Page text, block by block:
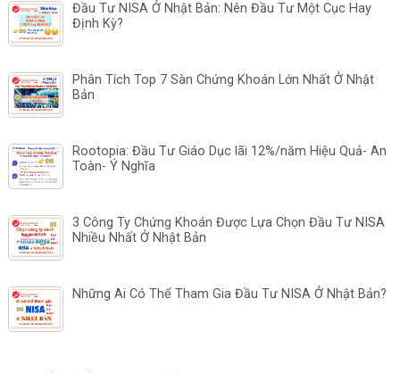
Đầu Tư NISA Ở Nhật Bản: Nên Đầu Tư Một Cục Hay
Định Kỳ?
Phân Tích Top 7 Sàn Chứng Khoán Lớn Nhất Ở Nhật
Bản
Rootopia: Đầu Tư Giáo Dục lãi 12%/năm Hiệu Quả- An
Toàn- Ý Nghĩa
3 Công Ty Chứng Khoán Được Lựa Chọn Đầu Tư NISA
Nhiều Nhất Ở Nhật Bản
Những Ai Có Thể Tham Gia Đầu Tư NISA Ở Nhật Bản?